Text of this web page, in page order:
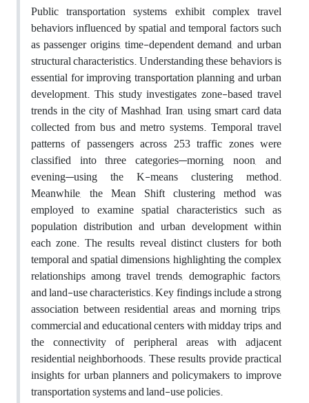
Public transportation systems exhibit complex travel
behaviors influenced by spatial and temporal factors such
as passenger origins, time-dependent demand, and urban
structural characteristics. Understanding these behaviors is
essential for improving transportation planning and urban
development. This study investigates zone-based travel
trends in the city of Mashhad, Iran, using smart card data
collected from bus and metro systems. Temporal travel
patterns of passengers across 253 traffic zones were
classified into three categories—morning, noon, and
evening—using the K-means clustering method.
Meanwhile, the Mean Shift clustering method was
employed to examine spatial characteristics such as
population distribution and urban development within
each zone. The results reveal distinct clusters for both
temporal and spatial dimensions, highlighting the complex
relationships among travel trends, demographic factors,
and land-use characteristics. Key findings include a strong
association between residential areas and morning trips,
commercial and educational centers with midday trips, and
the connectivity of peripheral areas with adjacent
residential neighborhoods. These results provide practical
insights for urban planners and policymakers to improve
transportation systems and land-use policies.